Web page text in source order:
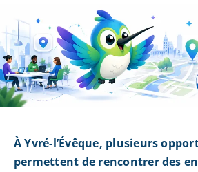
À Yvré-l’Évêque, plusieurs
permettent de rencontrer des